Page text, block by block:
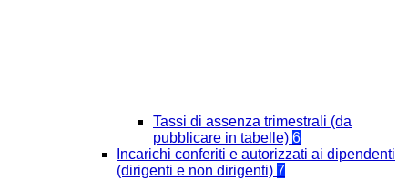
Tassi di assenza trimestrali (da
pubblicare in tabelle) 6
Incarichi conferiti e autorizzati ai dipendenti
(dirigenti e non dirigenti) 7